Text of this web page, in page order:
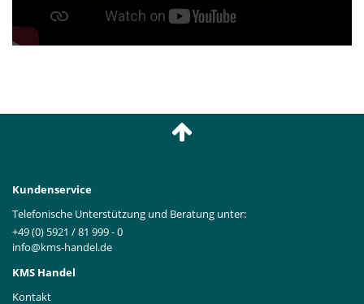
Kundenservice
Telefonische Unterstützung und Beratung unter:
+49 (0) 5921 / 81 999 - 0
info@kms-handel.de
KMS Handel
Kontakt